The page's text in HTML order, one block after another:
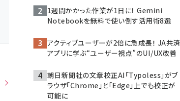
1週間かかった作業が1日に！ Gemini
Notebookを無料で使い倒す活用術8選
アクティブユーザーが2倍に急成長！ JA共済
アプリに学ぶ“ユーザー視点”のUI/UX改善
朝日新聞社の文章校正AI「Typoless」がブ
ラウザ「Chrome」と「Edge」上でも校正が
可能に